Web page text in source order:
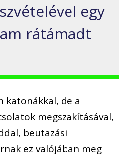
egy
rátámadt
katonákkal, de a
megszakításával,
beutazási
ez valójában meg